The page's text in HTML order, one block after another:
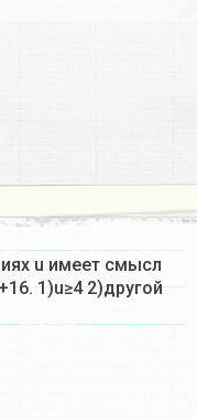
u имеет смысл
1)u≥4 2)другой